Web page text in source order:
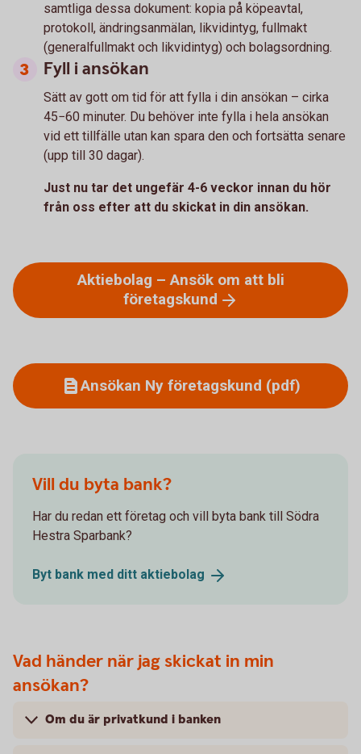
samtliga dessa dokument: kopia på köpeavtal,
protokoll, ändringsanmälan, likvidintyg, fullmakt
(generalfullmakt och likvidintyg) och bolagsordning.
Fyll i ansökan
Sätt av gott om tid för att fylla i din ansökan – cirka
45−60 minuter. Du behöver inte fylla i hela ansökan
vid ett tillfälle utan kan spara den och fortsätta senare
(upp till 30 dagar).
Just nu tar det ungefär 4-6 veckor innan du hör
från oss efter att du skickat in din ansökan.
Aktiebolag – Ansök om att bli
företagskund
Ansökan Ny företagskund (pdf)
Vill du byta bank?
Har du redan ett företag och vill byta bank till Södra
Hestra Sparbank?
Byt bank med ditt aktiebolag
Vad händer när jag skickat in min
ansökan?
Om du är privatkund i banken